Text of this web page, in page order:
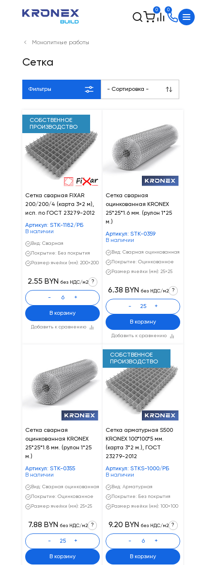
0 0
Монолитные работы
Сетка
Фильтры - Сортировка -
СОБСТВЕННОЕ
ПРОИЗВОДСТВО
Сетка сварная FIXAR
200/200/4 (карта 3×2 м),
исп. по ГОСТ 23279-2012
Артикул: STK-1182/РБ
В наличии
Вид: Сварная
Покрытие: Без покрытия
Размер ячейки (мм): 200×200
Добавить к сравнению
2.55 BYN без НДС/м2 ?
- +
В корзину
Сетка сварная
оцинкованная KRONEX
25*25*1.6 мм. (рулон 1*25
м.)
Артикул: STK-0359
В наличии
Вид: Сварная оцинкованная
Покрытие: Оцинкованное
Размер ячейки (мм): 25×25
Добавить к сравнению
6.38 BYN без НДС/м2 ?
- +
В корзину
Сетка сварная
оцинкованная KRONEX
25*25*1.8 мм. (рулон 1*25
м.)
Артикул: STK-0355
В наличии
Вид: Сварная оцинкованная
Покрытие: Оцинкованное
Размер ячейки (мм): 25×25
7.88 BYN без НДС/м2 ?
- +
В корзину
СОБСТВЕННОЕ
ПРОИЗВОДСТВО
Сетка арматурная S500
KRONEX 100*100*5 мм.
(карта 3*2 м.), ГОСТ
23279-2012
Артикул: STKS-1000/РБ
В наличии
Вид: Арматурная
Покрытие: Без покрытия
Размер ячейки (мм): 100×100
9.20 BYN без НДС/м2 ?
- +
В корзину